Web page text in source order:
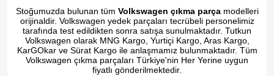
Stoğumuzda bulunan tüm Volkswagen çıkma parçamodelleri
orijinaldir. Volkswagen yedek parçaları tecrübeli personelimiz
tarafında test edildikten sonra satışa sunulmaktadır. Tutkun
Volkswagen olarak MNG Kargo, Yurtiçi Kargo, Aras Kargo,
KarGOkar ve Sürat Kargo ile anlaşmamız bulunmaktadır. Tüm
Volkswagen çıkma parçaları Türkiye'nin Her Yerine uygun
fiyatlı gönderilmektedir.